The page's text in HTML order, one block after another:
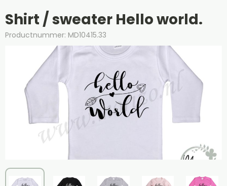
Shirt / sweater Hello world.
Productnummer: MD10415.33